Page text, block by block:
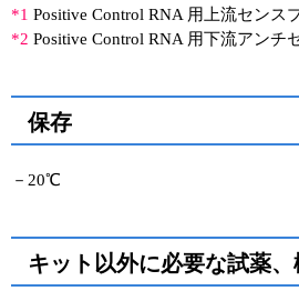
*1 Positive Control RNA 用上流センス
*2 Positive Control RNA 用下流アンチ
保存
－20℃
キット以外に必要な試薬、